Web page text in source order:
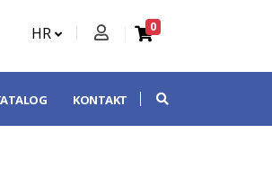
HR 0
KONTAKT